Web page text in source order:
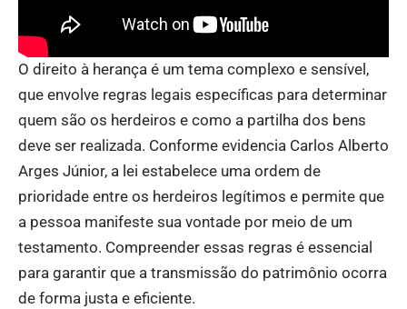
O direito à herança é um tema complexo e sensível,
que envolve regras legais específicas para determinar
quem são os herdeiros e como a partilha dos bens
deve ser realizada. Conforme evidencia Carlos Alberto
Arges Júnior, a lei estabelece uma ordem de
prioridade entre os herdeiros legítimos e permite que
a pessoa manifeste sua vontade por meio de um
testamento. Compreender essas regras é essencial
para garantir que a transmissão do patrimônio ocorra
de forma justa e eficiente.